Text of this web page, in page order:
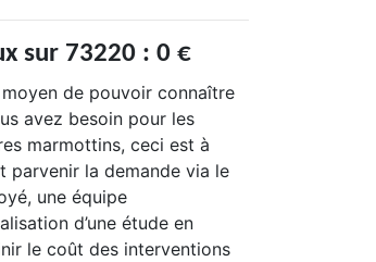
sur 73220 : 0 €
de pouvoir connaître
avez besoin pour les
marmottins, ceci est à
parvenir la demande via le
une équipe
d’une étude en
le coût des interventions